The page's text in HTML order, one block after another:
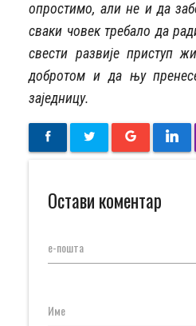
опростимо, али не и да
сваки човек требало да
свести развије приступ
добротом и да њу
заједницу.
Остави коментар
е-пошта
Име